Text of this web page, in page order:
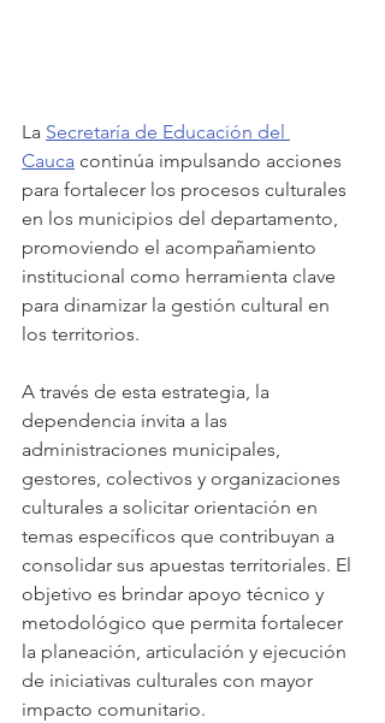
La Secretaría de Educación del
Cauca continúa impulsando acciones
para fortalecer los procesos culturales
en los municipios del departamento,
promoviendo el acompañamiento
institucional como herramienta clave
para dinamizar la gestión cultural en
los territorios.
A través de esta estrategia, la
dependencia invita a las
administraciones municipales,
gestores, colectivos y organizaciones
culturales a solicitar orientación en
temas específicos que contribuyan a
consolidar sus apuestas territoriales. El
objetivo es brindar apoyo técnico y
metodológico que permita fortalecer
la planeación, articulación y ejecución
de iniciativas culturales con mayor
impacto comunitario.